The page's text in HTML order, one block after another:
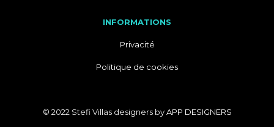
INFORMATIONS
Privacité
Politique de cookies
© 2022 Stefi Villas designers byAPP DESIGNERS